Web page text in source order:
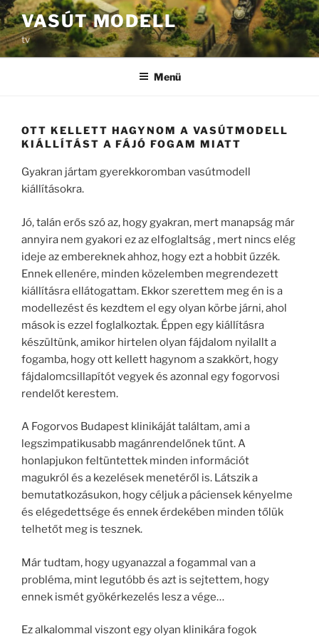
Tartalomhoz
VASÚT MODELL
tv
Menü
OTT KELLETT HAGYNOM A VASÚTMODELL
KIÁLLÍTÁST A FÁJÓ FOGAM MIATT
Gyakran jártam gyerekkoromban vasútmodell
kiállításokra.
Jó, talán erős szó az, hogy gyakran, mert manapság már
annyira nem gyakori ez az elfoglaltság , mert nincs elég
ideje az embereknek ahhoz, hogy ezt a hobbit űzzék.
Ennek ellenére, minden közelemben megrendezett
kiállításra ellátogattam. Ekkor szerettem meg én is a
modellezést és kezdtem el egy olyan körbe járni, ahol
mások is ezzel foglalkoztak. Éppen egy kiállításra
készültünk, amikor hirtelen olyan fájdalom nyilallt a
fogamba, hogy ott kellett hagynom a szakkört, hogy
fájdalomcsillapítót vegyek és azonnal egy fogorvosi
rendelőt kerestem.
A Fogorvos Budapest klinikáját találtam, ami a
legszimpatikusabb magánrendelőnek tűnt. A
honlapjukon feltüntettek minden információt
magukról és a kezelések menetéről is. Látszik a
bemutatkozásukon, hogy céljuk a páciensek kényelme
és elégedettsége és ennek érdekében minden tőlük
telhetőt meg is tesznek.
Már tudtam, hogy ugyanazzal a fogammal van a
probléma, mint legutóbb és azt is sejtettem, hogy
ennek ismét gyökérkezelés lesz a vége…
Ez alkalommal viszont egy olyan klinikára fogok